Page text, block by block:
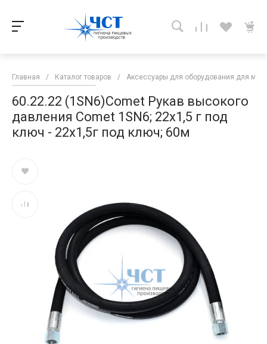
Главная / Каталог товаров / Аксессуары для оборудования для
60.22.22 (1SN6)Comet Рукав высокого
давления Comet 1SN6; 22х1,5 г под
ключ - 22х1,5г под ключ; 60м